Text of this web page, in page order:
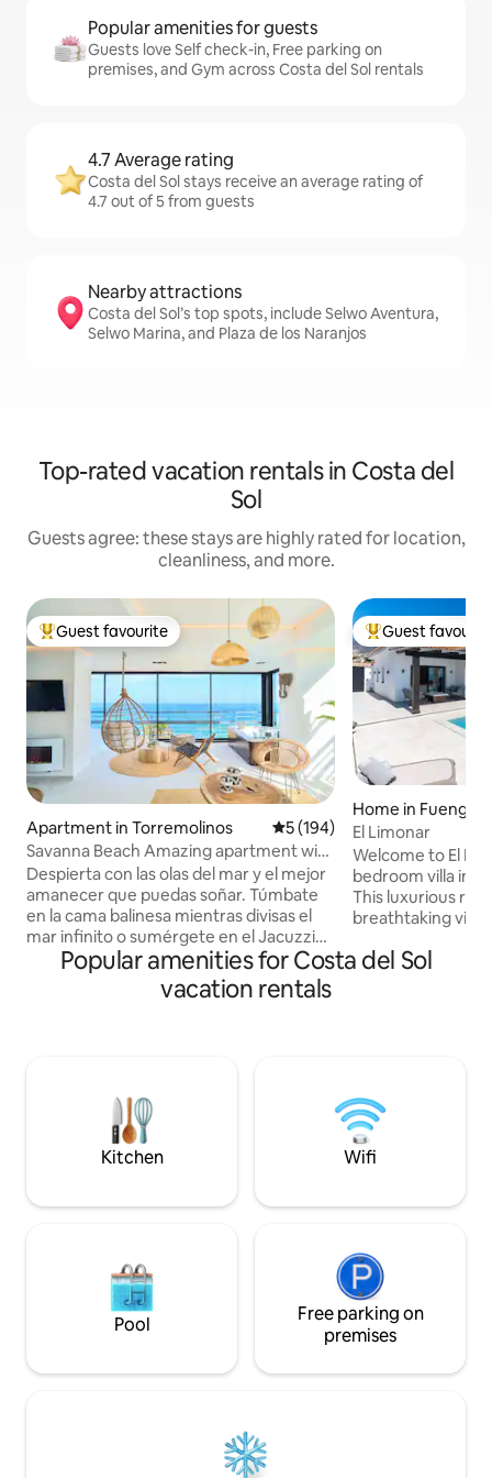
Popular amenities for guests
Guests love Self check-in, Free parking on
premises, and Gym across Costa del Sol rentals
4.7 Average rating
Costa del Sol stays receive an average rating of
4.7 out of 5 from guests
Nearby attractions
Costa del Sol’s top spots, include Selwo Aventura,
Selwo Marina, and Plaza de los Naranjos
Top-rated vacation rentals in Costa del
Sol
Guests agree: these stays are highly rated for location,
cleanliness, and more.
Top guest favourite
Guest favourite
Apartment in Torremolinos 5 out of 5 average rating,
5 (194)
Savanna Beach Amazing apartment with
jacuzzi
Despierta con las olas del mar y el mejor
amanecer que puedas soñar. Túmbate
en la cama balinesa mientras divisas el
mar infinito o sumérgete en el Jacuzzi
climatizado mientras te tomas una copa
de cava. El Savanna Beach está pensado
para pasar unas vacaciones relajantes en
estilo boho, natural y étnico. La
iluminación por la noche es muy
acogedora y romántica y las vistas son
increíbles. Las cristaleras del salón se
queda completamente abierto al mar. En
climatizado con iluminación nocturna y
una zona de asientos para poder
relajarte leyendo un libro o tomando un
cóctel. El apartamento dispone de dos
ellas está completamente acristalada
como las de las dos habitaciones
disponen de estores opacos
Top guest
Guest
Home in
El Limonar
Welcome to El
bedroom villa in
This luxurious
breathtaking
suite bedrooms,
convenience on
Popular amenities for Costa del Sol
vacation rentals
Kitchen Wifi
Pool
Free parking on
premises